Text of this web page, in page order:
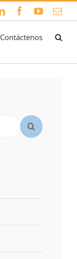
LinkedInFacebook
YouTube
Contáctenos